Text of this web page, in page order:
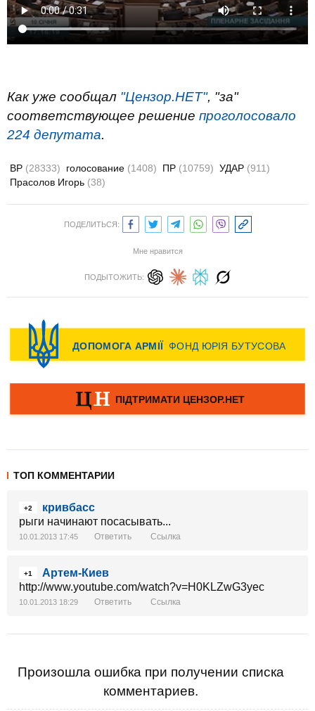
Как уже сообщал "Цензор.НЕТ", "за"
соответствующее решение проголосовало
224 депутата.
ВР (28333) голосование (1408) ПР (10759) УДАР (911)
Прасолов Игорь (38)
ПОДЕЛИТЬСЯ:
Мне нравится
ПОДЫТОЖИТЬ:
ТОП КОММЕНТАРИИ
+2
кривбасс
рыги начинают посасывать...
10.01.2013 17:45 Ответить Ссылка
+1
Артем-Киев
http://www.youtube.com/watch?v=H0KLZwG3yec
10.01.2013 18:29 Ответить Ссылка
Произошла ошибка при получении списка
комментариев.